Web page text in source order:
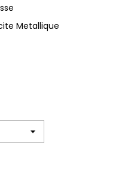
Metallique